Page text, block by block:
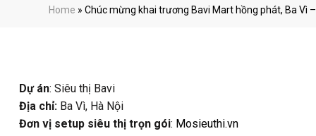
Home » Chúc mừng khai trương Bavi Mart hồng phát, Ba Vì –
Dự án: Siêu thị Bavi
Địa chỉ: Ba Vì, Hà Nội
Đơn vị setup siêu thị trọn gói: Mosieuthi.vn